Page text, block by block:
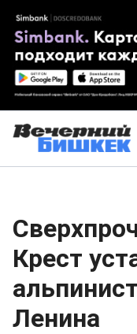
Крест
Ленина